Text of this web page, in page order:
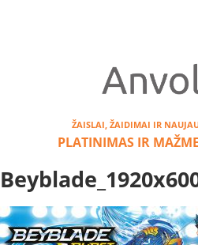
ŽAISLAI, ŽAIDIMAI IR
PLATINIMAS IR